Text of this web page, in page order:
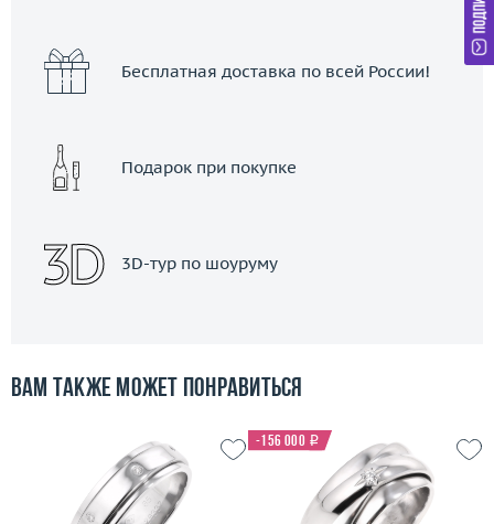
Бесплатная доставка по всей России!
Подарок при покупке
3D-тур по шоуруму
Вам также может понравиться
-156 000 i